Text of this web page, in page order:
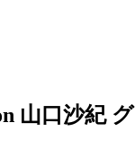
山口沙紀